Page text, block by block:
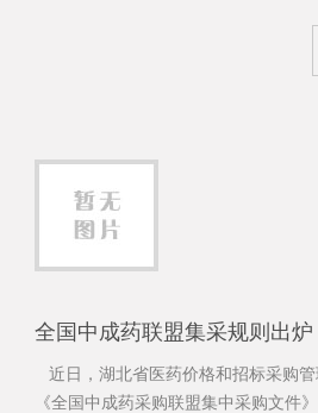
全国中成药联盟集采规则出炉
近日，湖北省医药价格和招标采购
《全国中成药采购联盟集中采购文件